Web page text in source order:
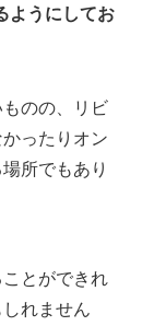
うにしてお
のの、リビ
ったりオン
所でもあり
とができれ
れません